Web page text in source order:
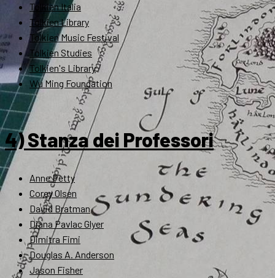
Tolkien Italia
Tolkien Library
Tolkien Music Festival
Tolkien Studies
Tolkien's Library
Wu Ming Foundation
4) Stanza dei Professori
Anne Petty
Corey Olsen
David Bratman
Diana Pavlac Glyer
Dimitra Fimi
Douglas A. Anderson
Jason Fisher